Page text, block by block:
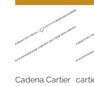
Cadena Cartier